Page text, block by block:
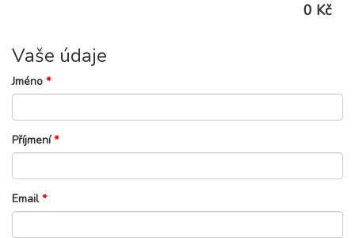
0 Kč
Vaše údaje
Jméno *
Příjmení*
Email*